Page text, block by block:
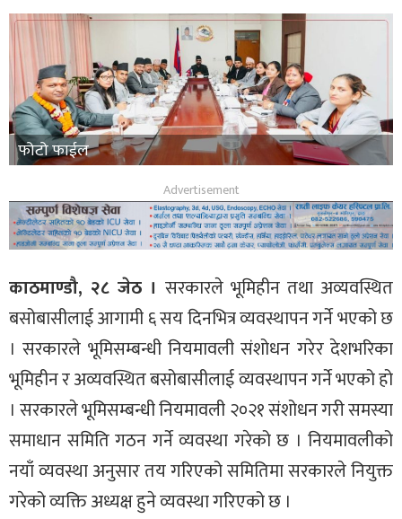
फोटो फाईल
काठमाण्डौ, २८ जेठ । सरकारले भूमिहीन तथा अव्यवस्थित
बसोबासीलाई आगामी ६ सय दिनभित्र व्यवस्थापन गर्ने भएको छ
। सरकारले भूमिसम्बन्धी नियमावली संशोधन गरेर देशभरिका
भूमिहीन र अव्यवस्थित बसोबासीलाई व्यवस्थापन गर्ने भएको हो
। सरकारले भूमिसम्बन्धी नियमावली २०२१ संशोधन गरी समस्या
समाधान समिति गठन गर्ने व्यवस्था गरेको छ । नियमावलीको
नयाँ व्यवस्था अनुसार तय गरिएको समितिमा सरकारले नियुक्त
गरेको व्यक्ति अध्यक्ष हुने व्यवस्था गरिएको छ ।